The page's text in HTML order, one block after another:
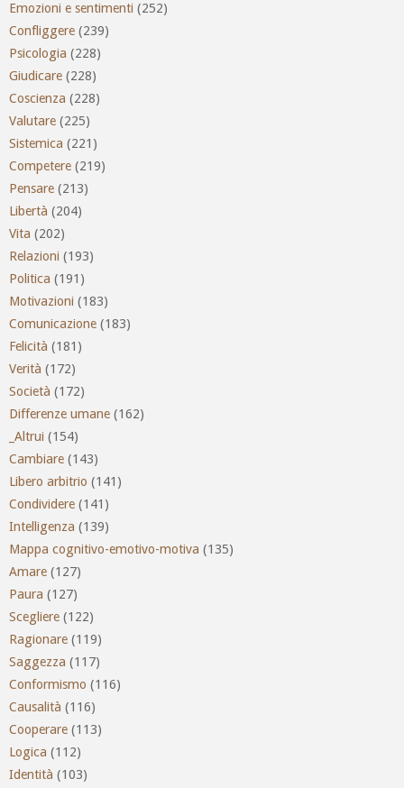
Emozioni e sentimenti (252)
Confliggere (239)
Psicologia (228)
Giudicare (228)
Coscienza (228)
Valutare (225)
Sistemica (221)
Competere (219)
Pensare (213)
Libertà (204)
Vita (202)
Relazioni (193)
Politica (191)
Motivazioni (183)
Comunicazione (183)
Felicità (181)
Verità (172)
Società (172)
Differenze umane (162)
_Altrui (154)
Cambiare (143)
Libero arbitrio (141)
Condividere (141)
Intelligenza (139)
Mappa cognitivo-emotivo-motiva (135)
Amare (127)
Paura (127)
Scegliere (122)
Ragionare (119)
Saggezza (117)
Conformismo (116)
Causalità (116)
Cooperare (113)
Logica (112)
Identità (103)